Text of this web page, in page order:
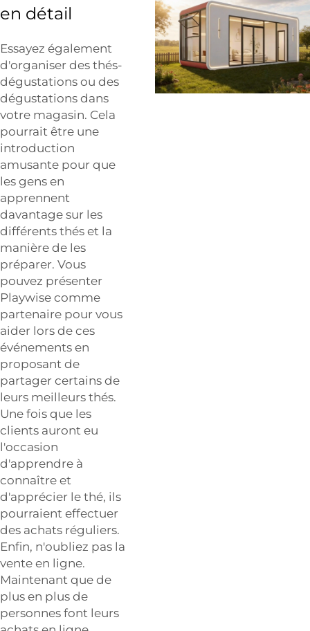
en détail
Essayez également
d'organiser des thés-
dégustations ou des
dégustations dans
votre magasin. Cela
pourrait être une
introduction
amusante pour que
les gens en
apprennent
davantage sur les
différents thés et la
manière de les
préparer. Vous
pouvez présenter
Playwise comme
partenaire pour vous
aider lors de ces
événements en
proposant de
partager certains de
leurs meilleurs thés.
Une fois que les
clients auront eu
l'occasion
d'apprendre à
connaître et
d'apprécier le thé, ils
pourraient effectuer
des achats réguliers.
Enfin, n'oubliez pas la
vente en ligne.
Maintenant que de
plus en plus de
personnes font leurs